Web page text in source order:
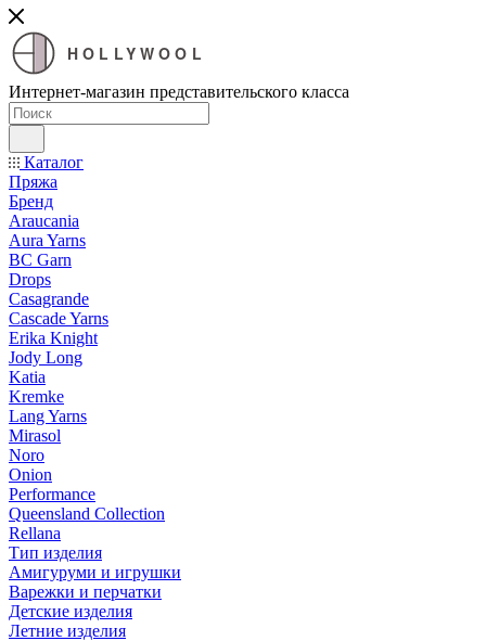
HOLLYWOOL
Интернет-магазин представительского класса
Каталог
Пряжа
Бренд
Araucania
Aura Yarns
BC Garn
Drops
Casagrande
Cascade Yarns
Erika Knight
Jody Long
Katia
Kremke
Lang Yarns
Mirasol
Noro
Onion
Performance
Queensland Collection
Rellana
Тип изделия
Амигуруми и игрушки
Варежки и перчатки
Детские изделия
Летние изделия